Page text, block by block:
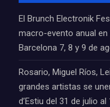
El Brunch Electronik
macro-evento anual en
Barcelona 7, 8 y 9 de
Rosario, Miguel Ríos,
grandes artistas se
d’Estiu del 31 de julio